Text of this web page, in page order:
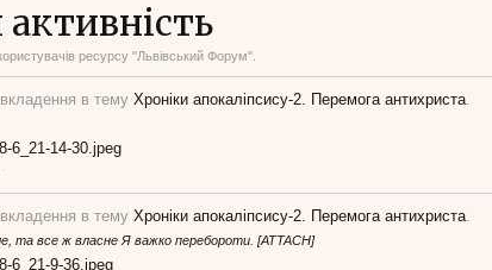
ресурсу "Львівський Форум".
в тему Хроніки апокаліпсису-2. Перемога антихриста.
в тему Хроніки апокаліпсису-2. Перемога антихриста.
та все ж власне Я важко перебороти. [ATTACH]